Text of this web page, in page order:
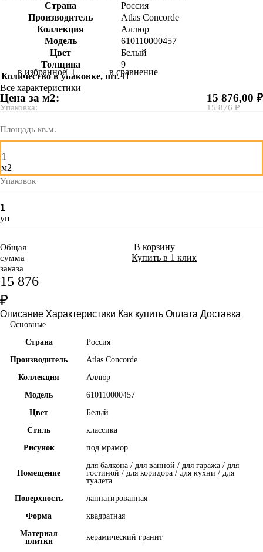
Страна
Россия
Производитель
Atlas Concorde
Коллекция
Аллюр
Модель
610110000457
Цвет
Белый
Толщина
9
Количество в упаковке, шт.11
Все характеристики
в избранное в сравнение
Цена за м2:
Упаковка:
15 876,00 ₽
15 876 ₽
Площадь кв.м.
м2
Упаковок
уп
Общая
сумма
заказа
15 876
₽
В корзину
Купить в 1 клик
Описание Характеристики Как купить Оплата Доставка
Основные
Страна
Россия
Производитель
Atlas Concorde
Коллекция
Аллюр
Модель
610110000457
Цвет
Белый
Стиль
классика
Рисунок
под мрамор
Помещение
для балкона / для ванной / для гаража / для
гостиной / для коридора / для кухни / для
туалета
Поверхность
лаппатированная
Форма
квадратная
Материал
плитки
керамический гранит